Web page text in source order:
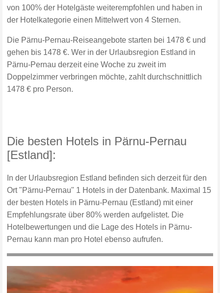
von 100% der Hotelgäste weiterempfohlen und haben in
der Hotelkategorie einen Mittelwert von 4 Sternen.
Die Pärnu-Pernau-Reiseangebote starten bei 1478 € und
gehen bis 1478 €. Wer in der Urlaubsregion Estland in
Pärnu-Pernau derzeit eine Woche zu zweit im
Doppelzimmer verbringen möchte, zahlt durchschnittlich
1478 € pro Person.
Die besten Hotels in Pärnu-Pernau
[Estland]:
In der Urlaubsregion Estland befinden sich derzeit für den
Ort "Pärnu-Pernau" 1 Hotels in der Datenbank. Maximal 15
der besten Hotels in Pärnu-Pernau (Estland) mit einer
Empfehlungsrate über 80% werden aufgelistet. Die
Hotelbewertungen und die Lage des Hotels in Pärnu-
Pernau kann man pro Hotel ebenso aufrufen.